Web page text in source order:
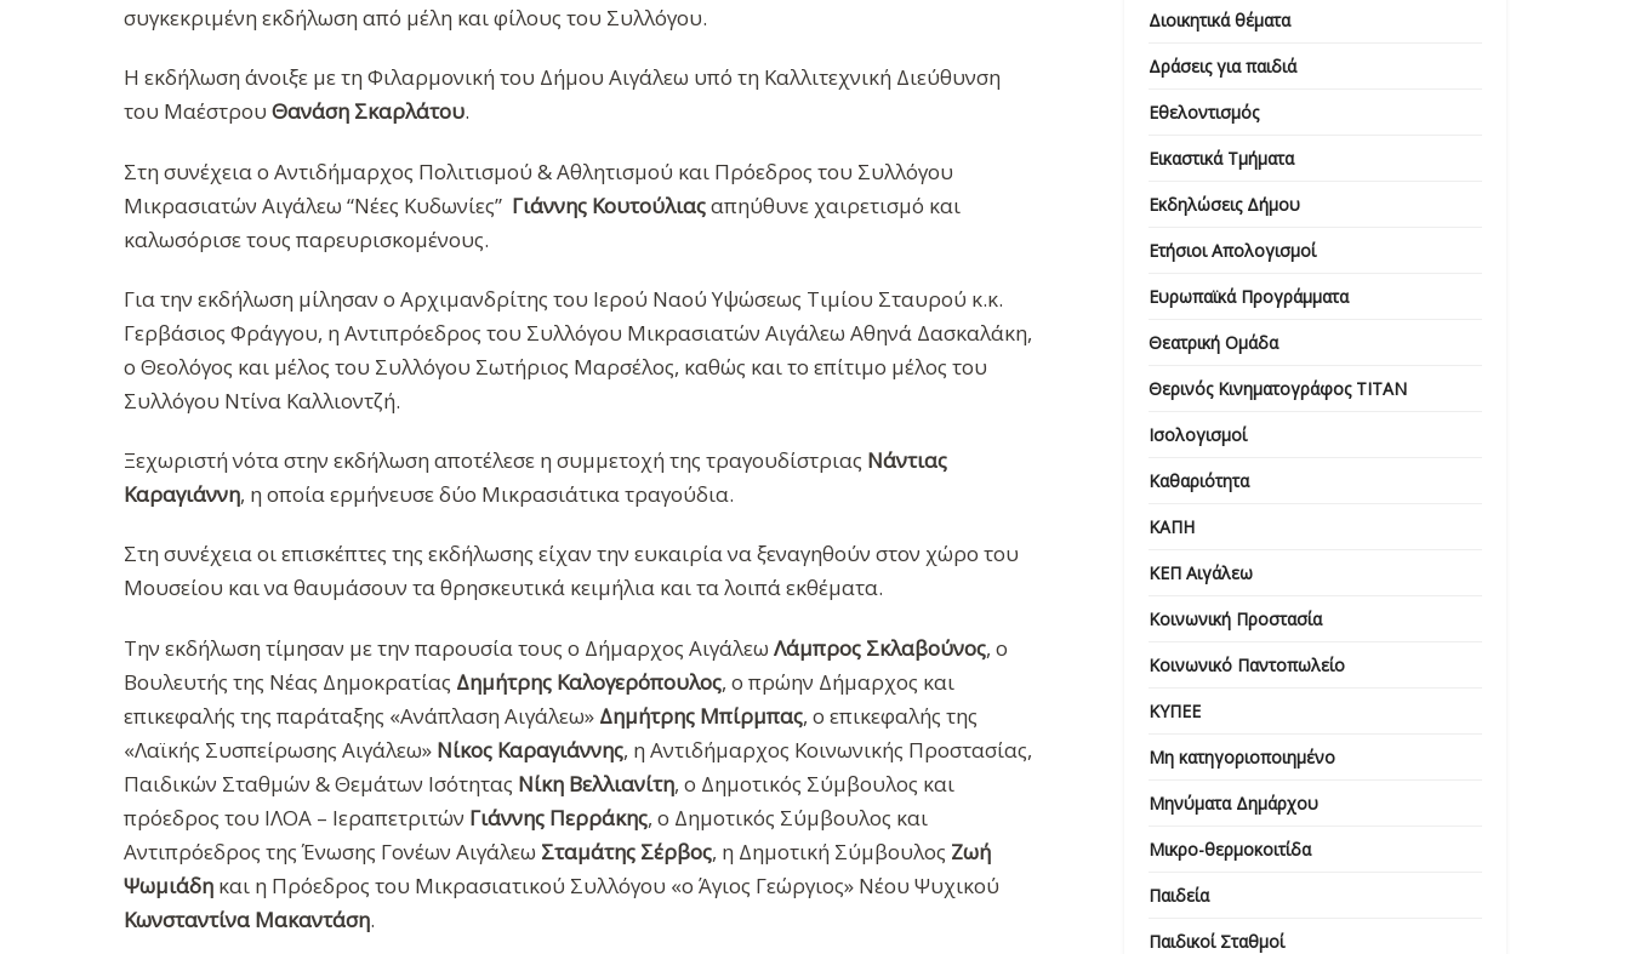
συγκεκριμένη εκδήλωση από μέλη και φίλους του Συλλόγου.
Η εκδήλωση άνοιξε με τη Φιλαρμονική του Δήμου Αιγάλεω υπό τη Καλλιτεχνική Διεύθυνση
του Μαέστρου Θανάση Σκαρλάτου.
Στη συνέχεια ο Αντιδήμαρχος Πολιτισμού & Αθλητισμού και Πρόεδρος του Συλλόγου
Μικρασιατών Αιγάλεω “Νέες Κυδωνίες” Γιάννης Κουτούλιαςαπηύθυνε χαιρετισμό και
καλωσόρισε τους παρευρισκομένους.
Για την εκδήλωση μίλησαν ο Αρχιμανδρίτης του Ιερού Ναού Υψώσεως Τιμίου Σταυρού κ.κ.
Γερβάσιος Φράγγου, η Αντιπρόεδρος του Συλλόγου Μικρασιατών Αιγάλεω Αθηνά Δασκαλάκη,
ο Θεολόγος και μέλος του Συλλόγου Σωτήριος Μαρσέλος, καθώς και το επίτιμο μέλος του
Συλλόγου Ντίνα Καλλιοντζή.
Ξεχωριστή νότα στην εκδήλωση αποτέλεσε η συμμετοχή της τραγουδίστριας Νάντιας
Καραγιάννη, η οποία ερμήνευσε δύο Μικρασιάτικα τραγούδια.
Στη συνέχεια οι επισκέπτες της εκδήλωσης είχαν την ευκαιρία να ξεναγηθούν στον χώρο του
Μουσείου και να θαυμάσουν τα θρησκευτικά κειμήλια και τα λοιπά εκθέματα.
Την εκδήλωση τίμησαν με την παρουσία τους ο Δήμαρχος Αιγάλεω Λάμπρος Σκλαβούνος, ο
Βουλευτής της Νέας Δημοκρατίας Δημήτρης Καλογερόπουλος, ο πρώην Δήμαρχος και
επικεφαλής της παράταξης «Ανάπλαση Αιγάλεω» Δημήτρης Μπίρμπας, ο επικεφαλής της
«Λαϊκής Συσπείρωσης Αιγάλεω» Νίκος Καραγιάννης, η Αντιδήμαρχος Κοινωνικής Προστασίας,
Παιδικών Σταθμών & Θεμάτων Ισότητας Νίκη Βελλιανίτη, ο Δημοτικός Σύμβουλος και
πρόεδρος του ΙΛΟΑ – Ιεραπετριτών Γιάννης Περράκης, ο Δημοτικός Σύμβουλος και
Αντιπρόεδρος της Ένωσης Γονέων Αιγάλεω Σταμάτης Σέρβος, η Δημοτική Σύμβουλος Ζωή
Ψωμιάδη και η Πρόεδρος του Μικρασιατικού Συλλόγου «ο Άγιος Γεώργιος» Νέου Ψυχικού
Κωνσταντίνα Μακαντάση.
Διοικητικά θέματα
Δράσεις για παιδιά
Εθελοντισμός
Εικαστικά Τμήματα
Εκδηλώσεις Δήμου
Ετήσιοι Απολογισμοί
Ευρωπαϊκά Προγράμματα
Θεατρική Ομάδα
Θερινός Κινηματογράφος ΤΙΤΑΝ
Ισολογισμοί
Καθαριότητα
ΚΑΠΗ
ΚΕΠ Αιγάλεω
Κοινωνική Προστασία
Κοινωνικό Παντοπωλείο
ΚΥΠΕΕ
Μη κατηγοριοποιημένο
Μηνύματα Δημάρχου
Μικρο-θερμοκοιτίδα
Παιδεία
Παιδικοί Σταθμοί